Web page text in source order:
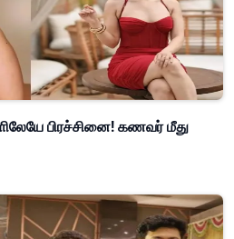
பிரச்சினை! கணவர் மீது